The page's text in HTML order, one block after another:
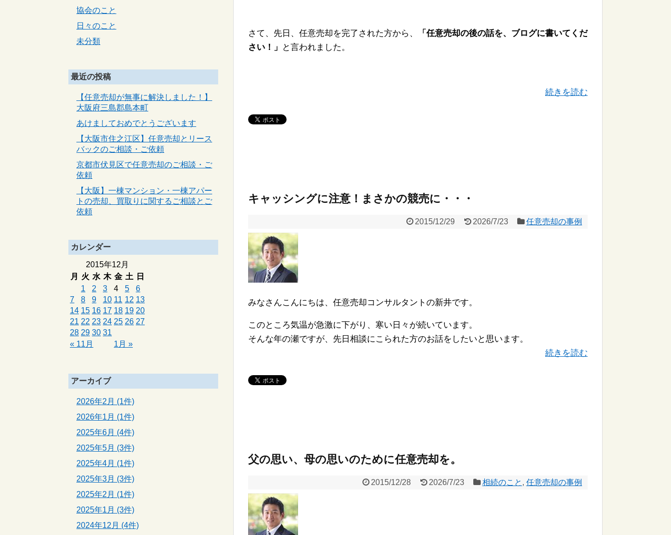
さて、先日、任意売却を完了された方から、
「任意売却の後の話を、ブログに書いてくだ
さい！」
と言われました。
続きを読む
キャッシングに注意！まさかの競売に・・・
2015/12/29 2026/7/23 任意売却の事例
みなさんこんにちは、任意売却コンサルタントの新井です。
このところ気温が急激に下がり、寒い日々が続いています。
そんな年の瀬ですが、先日相談にこられた方のお話をしたいと思います。
続きを読む
父の思い、母の思いのために任意売却を。
2015/12/28 2026/7/23 相続のこと , 任意売却の事例
協会のこと
日々のこと
未分類
最近の投稿
【任意売却が無事に解決しました！】
大阪府三島郡島本町
あけましておめでとうございます
【大阪市住之江区】任意売却とリース
バックのご相談・ご依頼
京都市伏見区で任意売却のご相談・ご
依頼
【大阪】一棟マンション・一棟アパー
トの売却、買取りに関するご相談とご
依頼
カレンダー
2015年12月
月
火 水 木 金 土 日
« 11月 1月 »
1 2 3 4 5
6
7
8 9 10 11 12 13
14 15 16 17 18 19 20
21 22 23 24 25 26 27
28 29 30 31
アーカイブ
2026年2月 (1件)
2026年1月 (1件)
2025年6月 (4件)
2025年5月 (3件)
2025年4月 (1件)
2025年3月 (3件)
2025年2月 (1件)
2025年1月 (3件)
2024年12月 (4件)